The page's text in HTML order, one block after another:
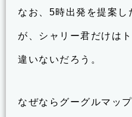
なお、5時出発を提案
が、シャリー君だけは
違いないだろう。
なぜならグーグルマッ